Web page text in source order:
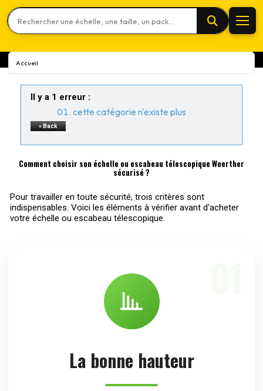
Rechercher un produit
Accueil
Il y a 1 erreur :
cette catégorie n'existe plus
« Back
Comment choisir son échelle ou escabeau télescopique Woerther
sécurisé ?
Pour travailler en toute sécurité, trois critères sont
indispensables. Voici les éléments à vérifier avant d'acheter
votre échelle ou escabeau télescopique.
La bonne hauteur